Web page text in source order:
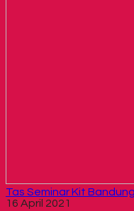
Tas Seminar Kit Bandung
16 April 2021